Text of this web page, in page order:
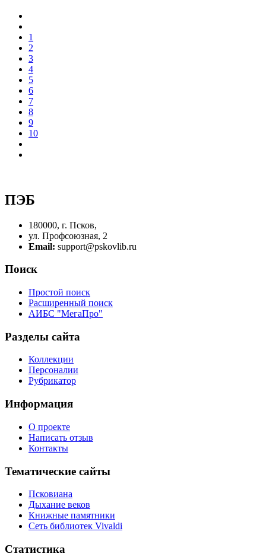
1
2
3
4
5
6
7
8
9
10
ПЭБ
180000, г. Псков,
ул. Профсоюзная, 2
Email: support@pskovlib.ru
Поиск
Простой поиск
Расширенный поиск
АИБС "МегаПро"
Разделы сайта
Коллекции
Персоналии
Рубрикатор
Информация
О проекте
Написать отзыв
Контакты
Тематические сайты
Псковиана
Дыхание веков
Книжные памятники
Сеть библиотек Vivaldi
Статистика